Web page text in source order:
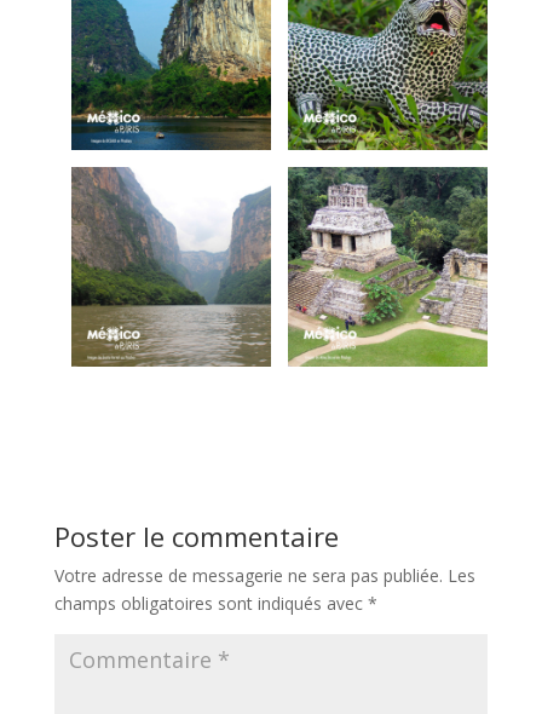
Poster le commentaire
Votre adresse de messagerie ne sera pas publiée. Les
champs obligatoires sont indiqués avec *